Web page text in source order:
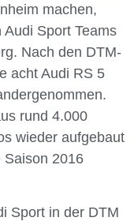
machen,
Sport Teams
Nach den DTM-
acht Audi RS 5
rund 4.000
wieder aufgebaut
Saison 2016
Sport in der DTM